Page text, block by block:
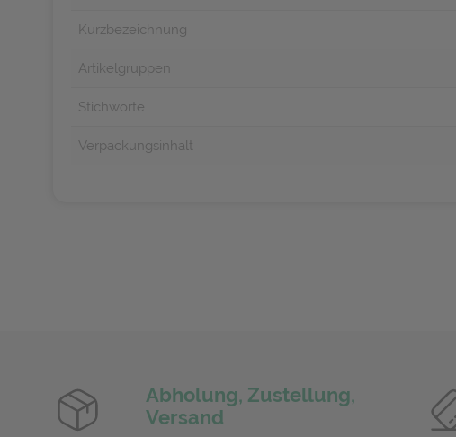
Kurzbezeichnung
Artikelgruppen
Stichworte
Verpackungsinhalt
Abholung, Zustellung,
Versand